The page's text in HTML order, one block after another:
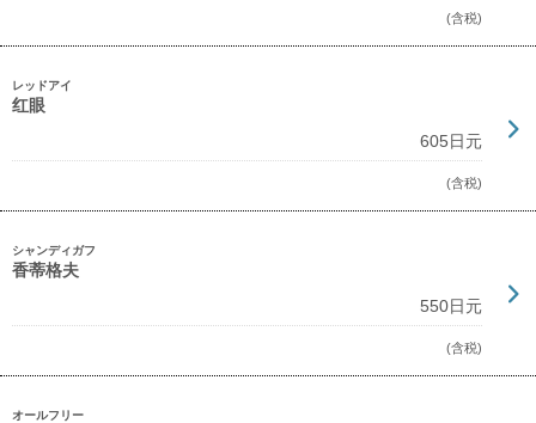
(含税)
レッドアイ
红眼
605日元
(含税)
シャンディガフ
香蒂格夫
550日元
(含税)
オールフリー